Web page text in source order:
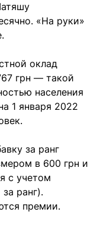
«На руки»
оклад
грн — такой
населения
1 января 2022
за ранг
в 600 грн и
с учетом
ранг).
премии.